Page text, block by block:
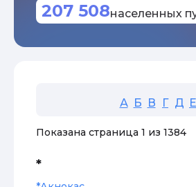
207 508населенных
А Б В Г Д Е
Показана страница 1 из 1384
*